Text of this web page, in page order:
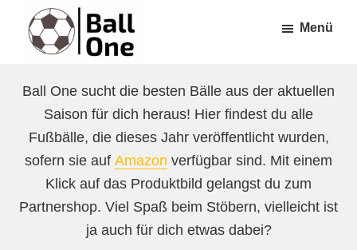
Inhalt
springen
Fußzeile
springen
One
Fußball!
Menü
Ball One sucht die besten Bälle aus der aktuellen
Saison für dich heraus! Hier findest du alle
Fußbälle, die dieses Jahr veröffentlicht wurden,
sofern sie auf Amazon verfügbar sind. Mit einem
Klick auf das Produktbild gelangst du zum
Partnershop. Viel Spaß beim Stöbern, vielleicht ist
ja auch für dich etwas dabei?